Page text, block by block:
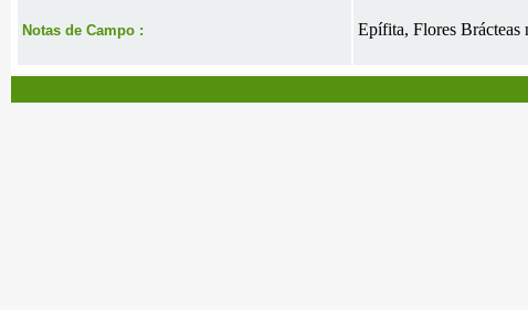
Notas de Campo : Epífita, Flores Brácteas